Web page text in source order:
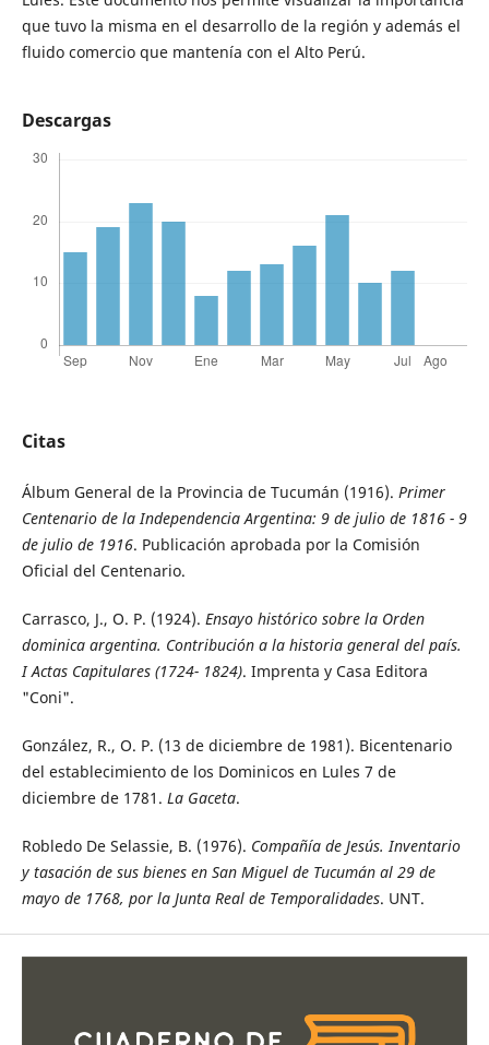
que tuvo la misma en el desarrollo de la región y además el
fluido comercio que mantenía con el Alto Perú.
Descargas
Citas
Álbum General de la Provincia de Tucumán (1916). Primer
Centenario de la Independencia Argentina: 9 de julio de 1816 - 9
de julio de 1916. Publicación aprobada por la Comisión
Oficial del Centenario.
Carrasco, J., O. P. (1924). Ensayo histórico sobre la Orden
dominica argentina. Contribución a la historia general del país.
I Actas Capitulares (1724- 1824). Imprenta y Casa Editora
"Coni".
González, R., O. P. (13 de diciembre de 1981). Bicentenario
del establecimiento de los Dominicos en Lules 7 de
diciembre de 1781. La Gaceta.
Robledo De Selassie, B. (1976). Compañía de Jesús. Inventario
y tasación de sus bienes en San Miguel de Tucumán al 29 de
mayo de 1768, por la Junta Real de Temporalidades. UNT.